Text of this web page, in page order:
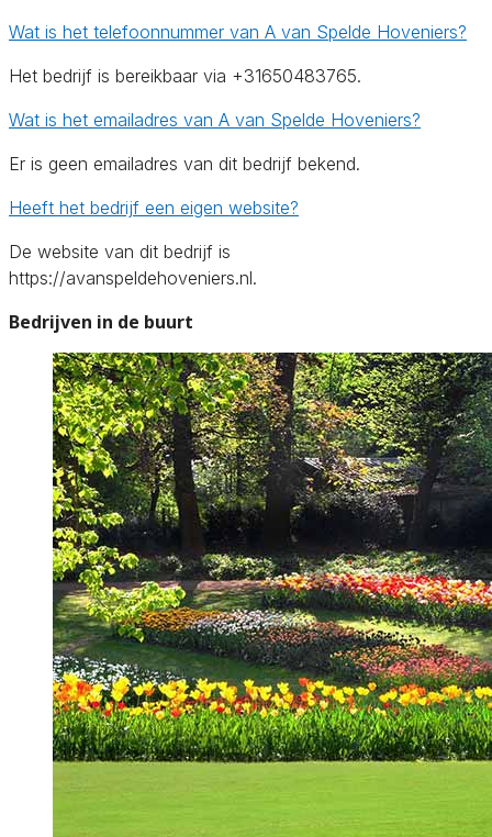
Wat is het telefoonnummer van A van Spelde Hoveniers?
Het bedrijf is bereikbaar via +31650483765.
Wat is het emailadres van A van Spelde Hoveniers?
Er is geen emailadres van dit bedrijf bekend.
Heeft het bedrijf een eigen website?
De website van dit bedrijf is
https://avanspeldehoveniers.nl.
Bedrijven in de buurt